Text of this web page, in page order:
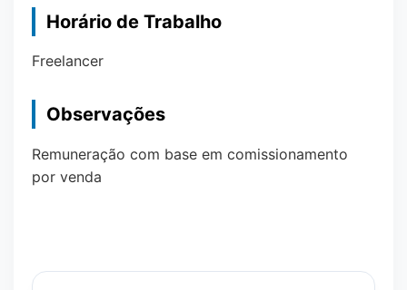
Horário de Trabalho
Freelancer
Observações
Remuneração com base em comissionamento
por venda